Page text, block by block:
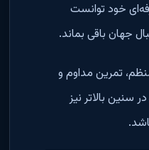
خود توانست
جهان باقی بماند.
تمرین مداوم و
سنین بالاتر نیز